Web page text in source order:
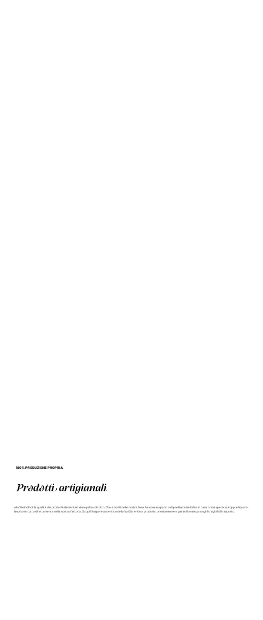
100% PRODUZIONE PROPRIA
Prodotti artigianali
Allo Steindlhof la qualità dei prodotti alementari viene prima di tutto. Che si tratti delle nostre fresche uova ruspanti o di prelibatezze fatte in casa come speck, sciroppi e liquori –
lavoriamo tutto direttamente nella nostra fattoria. Scopri il sapore autentico della Val Sarentino, prodotto onestamente e garantito senza lunghi tragitti di trasporto.